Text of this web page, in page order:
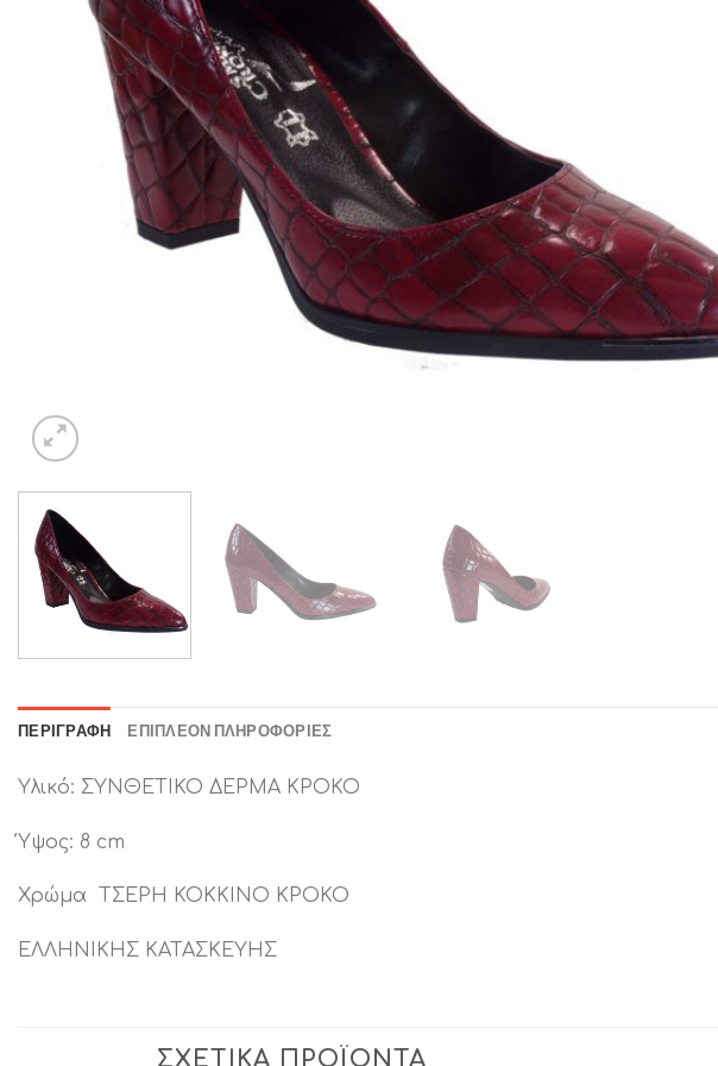
ΠΕΡΙΓΡΑΦΉ ΕΠΙΠΛΈΟΝ ΠΛΗΡΟΦΟΡΊΕΣ
Υλικό: ΣΥΝΘΕΤΙΚΟ ΔΕΡΜΑ ΚΡΟΚΟ
Ύψος: 8 cm
Χρώμα ΤΣΕΡΗ ΚΟΚΚΙΝΟ ΚΡΟΚΟ
ΕΛΛΗΝΙΚΗΣ ΚΑΤΑΣΚΕΥΗΣ
ΣΧΕΤΙΚΆ ΠΡΟΪΌΝΤΑ